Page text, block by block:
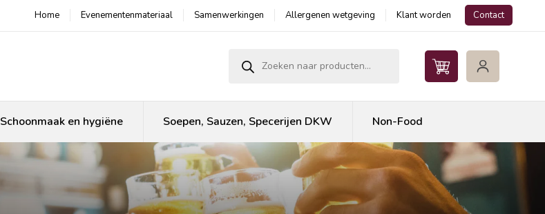
Home Evenementenmateriaal Samenwerkingen Allergenen wetgeving Klant worden Contact
Schoonmaak en hygiëne Soepen, Sauzen, Specerijen DKW Non-Food